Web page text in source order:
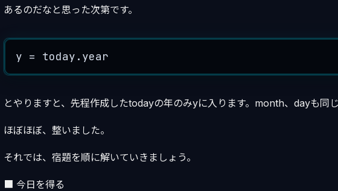
あるのだなと思った次第です。
y = today.year
とやりますと、先程作成したtodayの年のみyに入ります。month、dayも同じ
ほぼほぼ、整いました。
それでは、宿題を順に解いていきましょう。
■ 今日を得る